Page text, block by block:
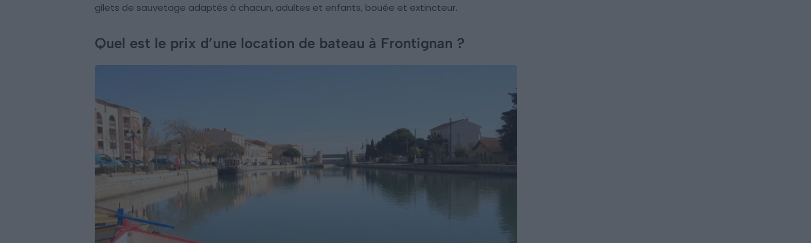
gilets de sauvetage adaptés à chacun, adultes et enfants, bouée et extincteur.
Quel est le prix d’une location de bateau à Frontignan ?